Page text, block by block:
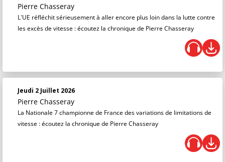
Pierre Chasseray
L'UE réfléchit sérieusement à aller encore plus loin dans la lutte contre
les excès de vitesse : écoutez la chronique de Pierre Chasseray
Jeudi 2 Juillet 2026
Pierre Chasseray
La Nationale 7 championne de France des variations de limitations de
vitesse : écoutez la chronique de Pierre Chasseray